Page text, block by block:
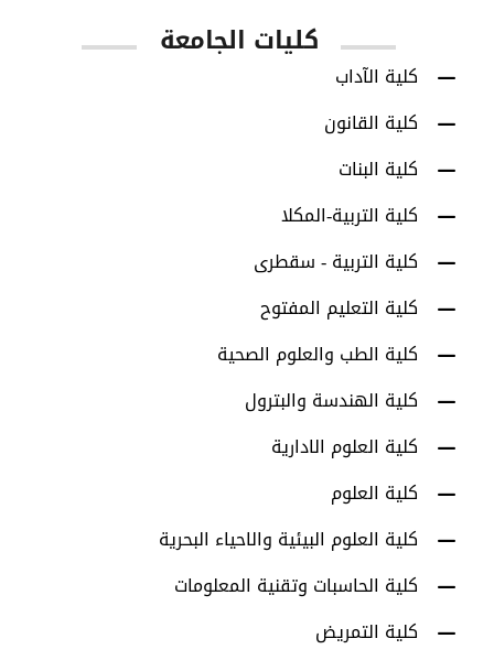
كليات الجامعة
كلية الآداب
كلية القانون
كلية البنات
كلية التربية-المكلا
كلية التربية - سقطرى
كلية التعليم المفتوح
كلية الطب والعلوم الصحية
كلية الهندسة والبترول
كلية العلوم الادارية
كلية العلوم
كلية العلوم البيئية والاحياء البحرية
كلية الحاسبات وتقنية المعلومات
كلية التمريض